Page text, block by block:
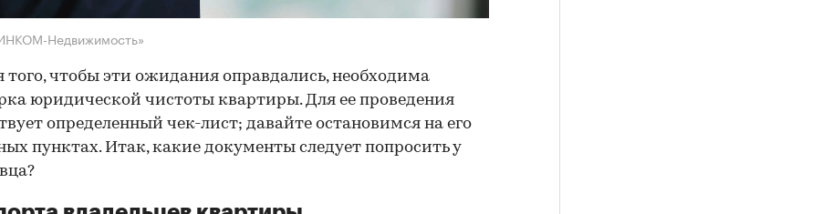
Недвижимость»
того, чтобы эти ожидания оправдались, необходима
юридической чистоты квартиры. Для ее проведения
определенный чек-лист; давайте остановимся на его
пунктах. Итак, какие документы следует попросить у